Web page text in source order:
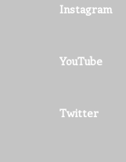
Instagram
YouTube
Twitter